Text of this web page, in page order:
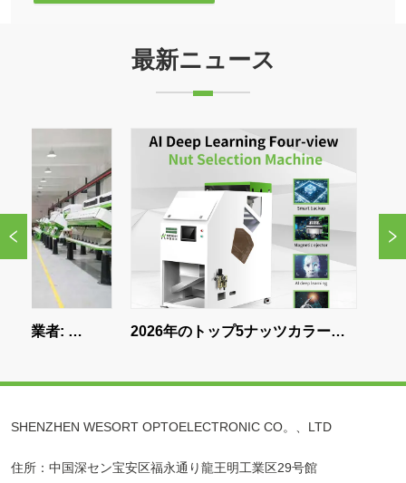
最新ニュース
2026年のトップ5ナッツカラーソ
分け機
高品質の
SHENZHEN WESORT OPTOELECTRONIC CO。、LTD
住所：中国深セン宝安区福永通り龍王明工業区29号館